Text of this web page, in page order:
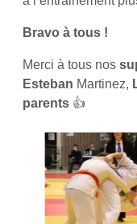
Bravo à tous !
Merci à tous nos
Esteban Martinez,
parents 👍